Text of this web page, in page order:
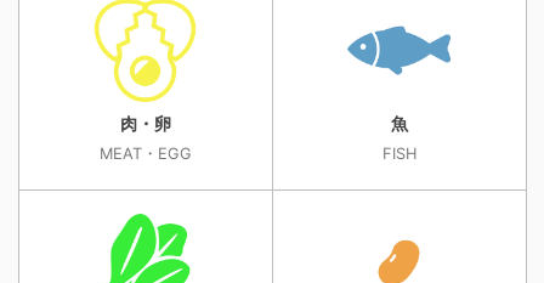
肉・卵
MEAT・EGG
魚
FISH